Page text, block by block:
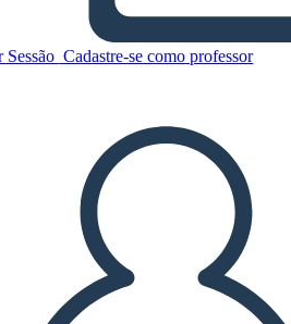
Sessão Cadastre-se como professor
este storyboard
UM STORYBOARD
LEIA PRA MIM